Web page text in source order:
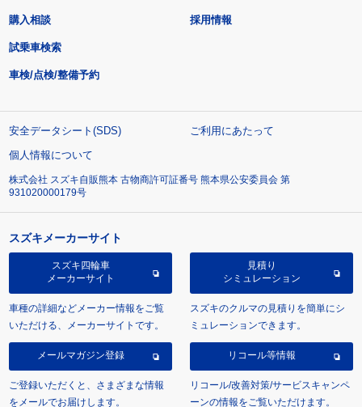
購入相談
試乗車検索
車検/点検/整備予約
採用情報
安全データシート(SDS)
ご利用にあたって
個人情報について
株式会社 スズキ自販熊本 古物商許可証番号 熊本県公安委員会 第
931020000179号
スズキメーカーサイト
スズキ四輪車
メーカーサイト
車種の詳細などメーカー情報をご覧
いただける、メーカーサイトです。
見積り
シミュレーション
スズキのクルマの見積りを簡単にシ
ミュレーションできます。
メールマガジン登録
ご登録いただくと、さまざまな情報
をメールでお届けします。
リコール等情報
リコール/改善対策/サービスキャンペ
ーンの情報をご覧いただけます。